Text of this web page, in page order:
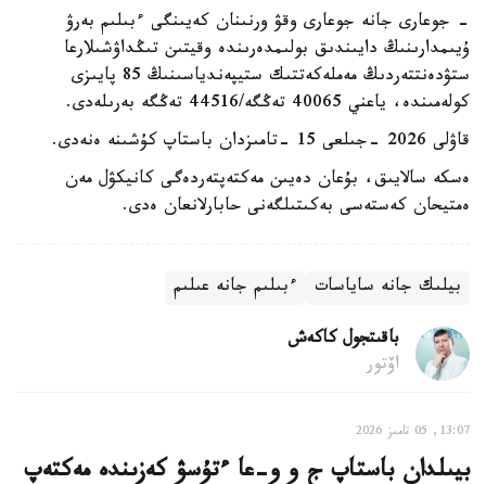
- جوعارى جانە جوعارى وقۋ ورنىنان كەيىنگى ءبىلىم بەرۋ
ۇيىمدارىنىڭ دايىندىق بولىمدەرىندە وقيتىن تىڭداۋشىلارعا
ستۋدەنتتەردىڭ مەملەكەتتىك ستيپەندياسىنىڭ 85 پايىزى
كولەمىندە، ياعني 40065 تەڭگە/44516 تەڭگە بەرىلەدى.
قاۋلى 2026 -جىلعى 15 -تامىزدان باستاپ كۇشىنە ەنەدى.
ەسكە سالايىق، بۇعان دەيىن مەكتەپتەردەگى كانيكۋل مەن
ەمتيحان كەستەسى بەكىتىلگەنى حابارلانعان ەدى.
بيلىك جانە ساياسات ءبىلىم جانە عىلىم
باقىتجول كاكەش
اۆتور
13:07, 05 تامىز 2026
بيىلدان باستاپ ج و و-عا ءتۇسۋ كەزىندە مەكتەپ